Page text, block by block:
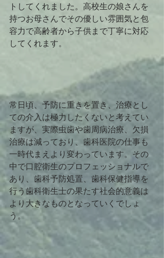
トしてくれました。高校生の娘さんを
持つお母さんでその優しい雰囲気と包
容力で高齢者から子供まで丁寧に対応
してくれます。
常日頃、予防に重きを置き、治療とし
ての介入は極力したくないと考えてい
ますが、実際虫歯や歯周病治療、欠損
治療は減っており、歯科医院の仕事も
一時代まえより変わっています。その
中で口腔衛生のプロフェッショナルで
あり、歯科予防処置、歯科保健指導を
行う歯科衛生士の果たす社会的意義は
より大きなものとなっていくでしょ
う。